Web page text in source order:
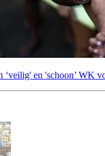
‘veilig' en 'schoon’ WK